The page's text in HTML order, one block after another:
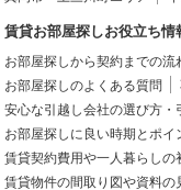
賃貸お部屋探しお役立ち情
お部屋探しから契約までの流
お部屋探しのよくある質問
安心な引越し会社の選び方・
お部屋探しに良い時期とポイ
賃貸契約費用や一人暮らしの
賃貸物件の間取り図や資料の